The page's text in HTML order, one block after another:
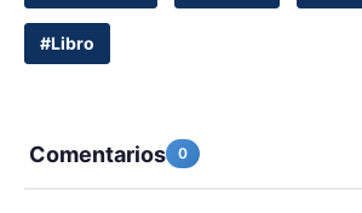
#Libro
Comentarios 0